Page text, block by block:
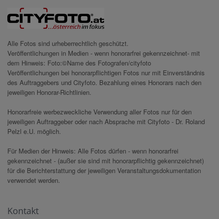
Alle Fotos sind urheberrechtlich geschützt.
Veröffentlichungen in Medien - wenn honorarfrei gekennzeichnet- mit
dem Hinweis: Foto:©Name des Fotografen/cityfoto
Veröffentlichungen bei honorarpflichtigen Fotos nur mit Einverständnis
des Auftraggebers und Cityfoto. Bezahlung eines Honorars nach den
jeweiligen Honorar-Richtlinien.
Honorarfreie werbezweckliche Verwendung aller Fotos nur für den
jeweiligen Auftraggeber oder nach Absprache mit Cityfoto - Dr. Roland
Pelzl e.U. möglich.
Für Medien der Hinweis: Alle Fotos dürfen - wenn honorarfrei
gekennzeichnet - (außer sie sind mit honorarpflichtig gekennzeichnet)
für die Berichterstattung der jeweiligen Veranstaltungsdokumentation
verwendet werden.
Kontakt